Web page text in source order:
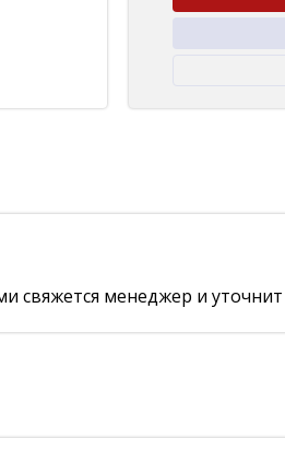
свяжется менеджер и